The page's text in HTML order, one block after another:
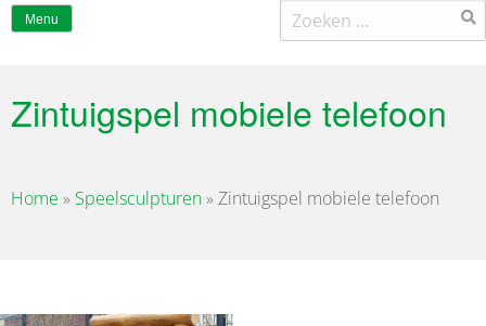
Menu
Zoeken
naar:
Zintuigspel mobiele telefoon
Home » Speelsculpturen» Zintuigspel mobiele telefoon